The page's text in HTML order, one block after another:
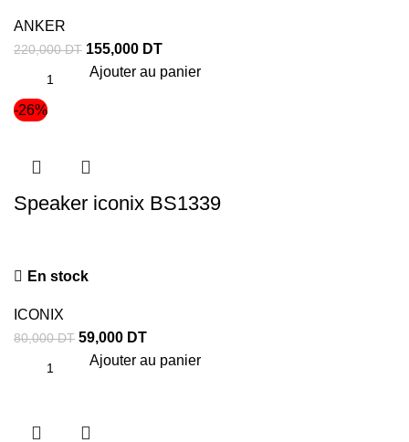
ANKER
220,000DT 155,000 DT
Ajouter au panier
-26%
Speaker iconix BS1339
En stock
ICONIX
80,000DT 59,000 DT
Ajouter au panier